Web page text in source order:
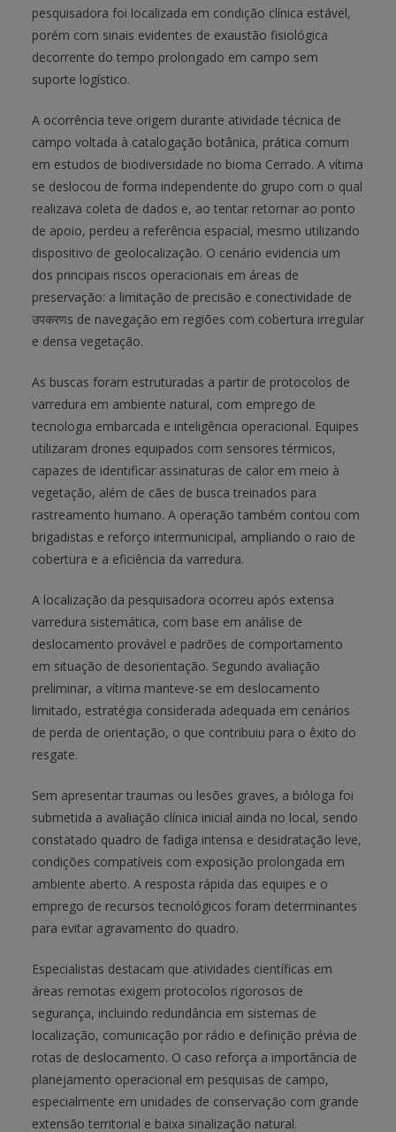
pesquisadora foi localizada em condição clínica estável,
porém com sinais evidentes de exaustão fisiológica
decorrente do tempo prolongado em campo sem
suporte logístico.
A ocorrência teve origem durante atividade técnica de
campo voltada à catalogação botânica, prática comum
em estudos de biodiversidade no bioma Cerrado. A vítima
se deslocou de forma independente do grupo com o qual
realizava coleta de dados e, ao tentar retornar ao ponto
de apoio, perdeu a referência espacial, mesmo utilizando
dispositivo de geolocalização. O cenário evidencia um
dos principais riscos operacionais em áreas de
preservação: a limitação de precisão e conectividade de
उपकरणs de navegação em regiões com cobertura irregular
e densa vegetação.
As buscas foram estruturadas a partir de protocolos de
varredura em ambiente natural, com emprego de
tecnologia embarcada e inteligência operacional. Equipes
utilizaram drones equipados com sensores térmicos,
capazes de identificar assinaturas de calor em meio à
vegetação, além de cães de busca treinados para
rastreamento humano. A operação também contou com
brigadistas e reforço intermunicipal, ampliando o raio de
cobertura e a eficiência da varredura.
A localização da pesquisadora ocorreu após extensa
varredura sistemática, com base em análise de
deslocamento provável e padrões de comportamento
em situação de desorientação. Segundo avaliação
preliminar, a vítima manteve-se em deslocamento
limitado, estratégia considerada adequada em cenários
de perda de orientação, o que contribuiu para o êxito do
resgate.
Sem apresentar traumas ou lesões graves, a bióloga foi
submetida a avaliação clínica inicial ainda no local, sendo
constatado quadro de fadiga intensa e desidratação leve,
condições compatíveis com exposição prolongada em
ambiente aberto. A resposta rápida das equipes e o
emprego de recursos tecnológicos foram determinantes
para evitar agravamento do quadro.
Especialistas destacam que atividades científicas em
áreas remotas exigem protocolos rigorosos de
segurança, incluindo redundância em sistemas de
localização, comunicação por rádio e definição prévia de
rotas de deslocamento. O caso reforça a importância de
planejamento operacional em pesquisas de campo,
especialmente em unidades de conservação com grande
extensão territorial e baixa sinalização natural.